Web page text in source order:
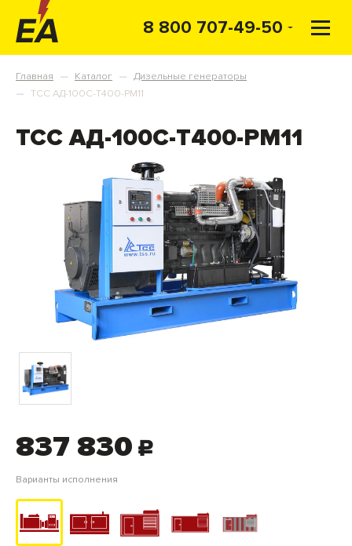
8 800 707-49-50
Главная — Каталог — Дизельные генераторы
— ТСС АД-100С-Т400-РМ11
ТСС АД-100С-Т400-РМ11
837 830 c
Варианты исполнения